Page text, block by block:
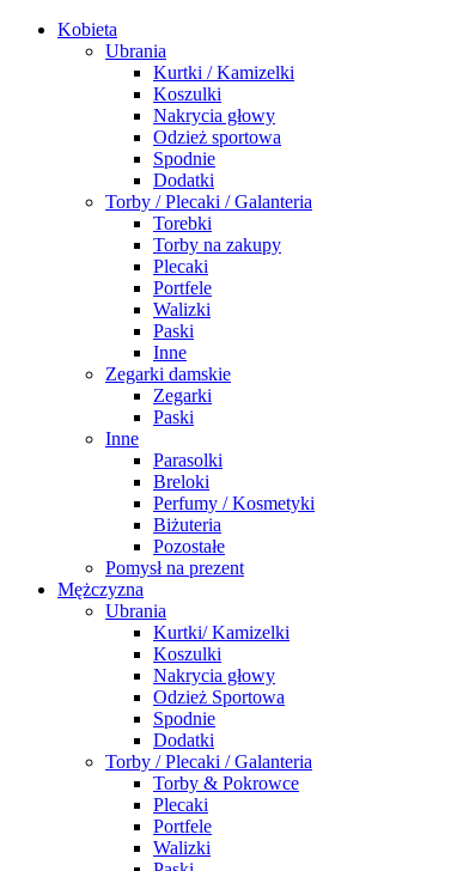
Kobieta
Ubrania
Kurtki / Kamizelki
Koszulki
Nakrycia głowy
Odzież sportowa
Spodnie
Dodatki
Torby / Plecaki / Galanteria
Torebki
Torby na zakupy
Plecaki
Portfele
Walizki
Paski
Inne
Zegarki damskie
Zegarki
Paski
Inne
Parasolki
Breloki
Perfumy / Kosmetyki
Biżuteria
Pozostałe
Pomysł na prezent
Mężczyzna
Ubrania
Kurtki/ Kamizelki
Koszulki
Nakrycia głowy
Odzież Sportowa
Spodnie
Dodatki
Torby / Plecaki / Galanteria
Torby & Pokrowce
Plecaki
Portfele
Walizki